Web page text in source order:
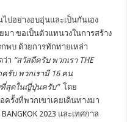
ย่างอบอุ่นและเป็นกันเอง
า ขอเป็นตัวแทนวงในการสร้าง
พบ ด้วยการทักทายเหล่า
ว่า “สวัสดีครับ พวกเรา THE
รับ พวกเรามี 16 คน
ที่สุดในญี่ปุ่นครับ” โดย
ครั้งที่พวกเขาเคยเดินทางมา
2023 และเทศกาล